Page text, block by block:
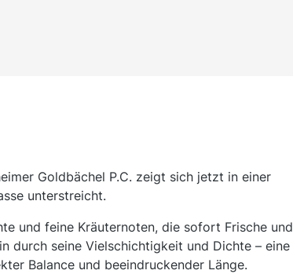
Goldbächel P.C. zeigt sich jetzt in einer
unterstreicht.
und feine Kräuternoten, die sofort Frische und
durch seine Vielschichtigkeit und Dichte – eine
Balance und beeindruckender Länge.